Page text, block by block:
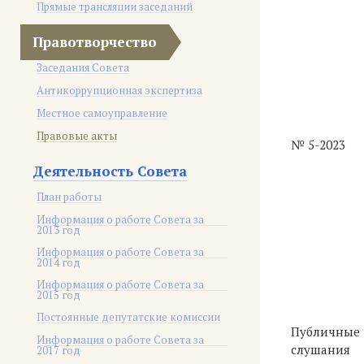
Прямые трансляции заседаний
Правотворчество
Заседания Совета
Антикоррупционная экспертиза
Местное самоуправление
Правовые акты
Деятельность Совета
План работы
Информация о работе Совета за
2013 год
Информация о работе Совета за
2014 год
Информация о работе Совета за
2015 год
Постоянные депутатские комиссии
Информация о работе Совета за
2017 год
№ 5-2023
Публичные
слушания